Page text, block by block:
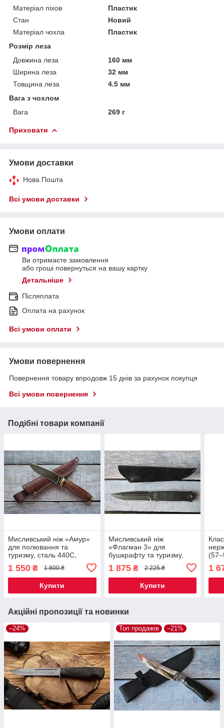
Матеріал піхов
Пластик
Стан
Новий
Матеріал чохла
Пластик
Розмір леза
Довжина леза
160 мм
Ширина леза
32 мм
Товщина леза
4.5 мм
Вага з чохлом
Вага
269 г
Приховати
Умови доставки
Нова Пошта
Всі умови доставки
Умови оплати
Ви отримаєте замовлення
або гроші повернуться на вашу картку
Детальніше
Післяплата
Оплата на рахунок
Всі умови оплати
Умови повернення
Повернення товару впродовж 15 днів за рахунок покупця
Всі умови повернення
Подібні товари компанії
Мисливський ніж «Амур»
для полювання та
туризму, сталь 440C,
шкіряний чохол
1 550 ₴ 1 800 ₴
Купити
Мисливський ніж
«Флагман 3» для
бушкрафту та туризму,
руків’я, шкіряний чохол
1 875₴ 2 225 ₴
Купити
1
Акційні пропозиції та новинки
–24% Топ продажів –21%